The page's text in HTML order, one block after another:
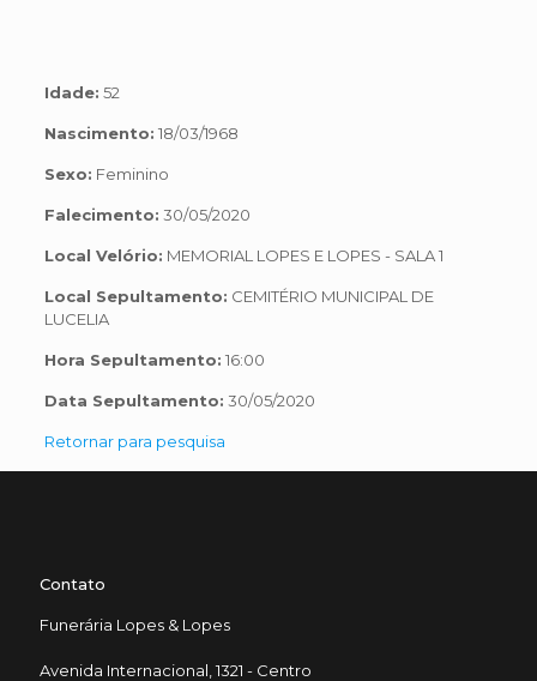
Idade: 52
Nascimento: 18/03/1968
Sexo: Feminino
Falecimento: 30/05/2020
Local Velório: MEMORIAL LOPES E LOPES - SALA 1
Local Sepultamento: CEMITÉRIO MUNICIPAL DE
LUCELIA
Hora Sepultamento: 16:00
Data Sepultamento: 30/05/2020
Retornar para pesquisa
Contato
Funerária Lopes & Lopes
Avenida Internacional, 1321 - Centro